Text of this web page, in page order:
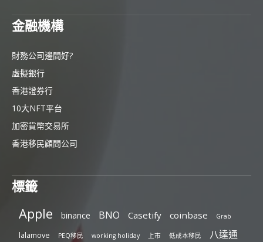
金融機構
財務公司邊間好?
虛擬銀行
香港證券行
10大NFT平台
加密貨幣交易所
香港移民顧問公司
標籤
Apple binance BNO Casetify coinbase Grab
lalamove PEQ移民 working holiday 上市 低成本移民 八達通